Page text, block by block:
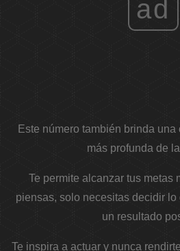
ad
Este número también brinda una
más profunda de
Te permite alcanzar tus metas
piensas, solo necesitas decidir
un resultado
Te inspira a actuar y nunca